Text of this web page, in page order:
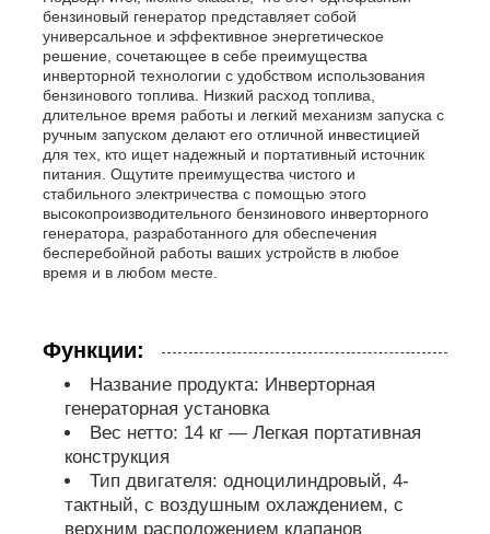
Сварочный генератор
двигатель дизеля генератора
насос для сточных вод
бензиновый генератор представляет собой
универсальное и эффективное энергетическое
решение, сочетающее в себе преимущества
инверторной технологии с удобством использования
бензинового топлива. Низкий расход топлива,
длительное время работы и легкий механизм запуска с
ручным запуском делают его отличной инвестицией
для тех, кто ищет надежный и портативный источник
питания. Ощутите преимущества чистого и
стабильного электричества с помощью этого
высокопроизводительного бензинового инверторного
генератора, разработанного для обеспечения
бесперебойной работы ваших устройств в любое
время и в любом месте.
Функции:
Название продукта: Инверторная
генераторная установка
Вес нетто: 14 кг — Легкая портативная
конструкция
Тип двигателя: одноцилиндровый, 4-
тактный, с воздушным охлаждением, с
верхним расположением клапанов